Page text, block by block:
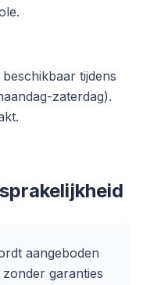
tijdens
zaterdag).
aangeboden
garanties